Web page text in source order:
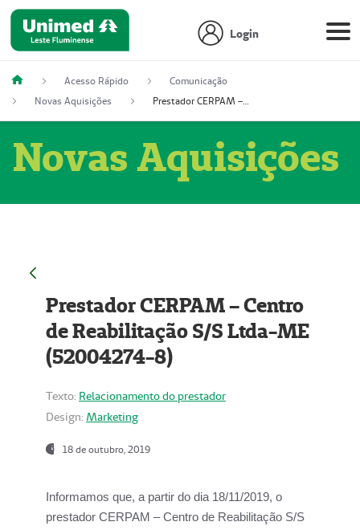
Login
Acesso Rápido
Comunicação
Novas Aquisições
Prestador CERPAM – Centro de Reabilitação S/S Ltda-ME (52004274-8)
Novas Aquisições
Prestador CERPAM – Centro
de Reabilitação S/S Ltda-ME
(52004274-8)
Texto: Relacionamento do prestador
Design: Marketing
18 de outubro, 2019
Informamos que, a partir do dia 18/11/2019, o
prestador CERPAM – Centro de Reabilitação S/S